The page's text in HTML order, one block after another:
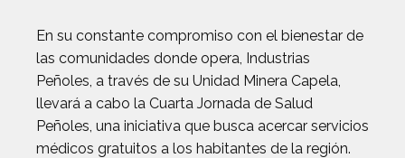
En su constante compromiso con el bienestar de
las comunidades donde opera, Industrias
Peñoles, a través de su Unidad Minera Capela,
llevará a cabo la Cuarta Jornada de Salud
Peñoles, una iniciativa que busca acercar servicios
médicos gratuitos a los habitantes de la región.